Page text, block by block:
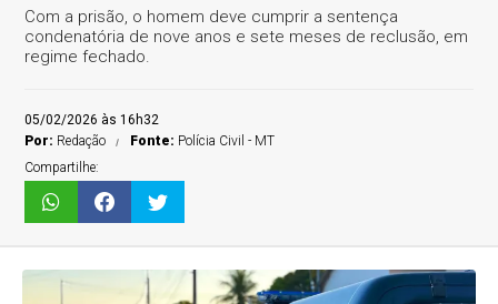
Com a prisão, o homem deve cumprir a sentença
condenatória de nove anos e sete meses de reclusão, em
regime fechado.
05/02/2026 às 16h32
Por: Redação Fonte: Polícia Civil - MT
Compartilhe: